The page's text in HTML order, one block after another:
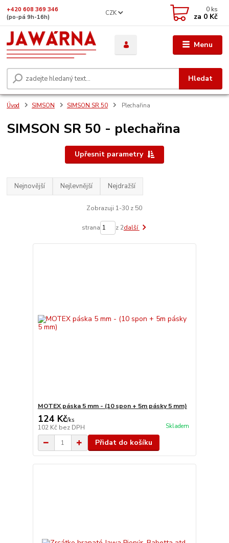
Menu
CZK
Hledat
+420 608 369 346
(po-pá 9h-16h)
0 ks
za 0 Kč
Úvod SIMSON SIMSON SR 50 Plechařina
SIMSON SR 50 - plechařina
Upřesnit parametry
Nejnovější Nejlevnější Nejdražší
Zobrazuji 1-30 z 50
strana z 2další
MOTEX páska 5 mm - (10 spon + 5m pásky 5 mm)
124 Kč/ks
102 Kč bez DPH Skladem
Přidat do košíku